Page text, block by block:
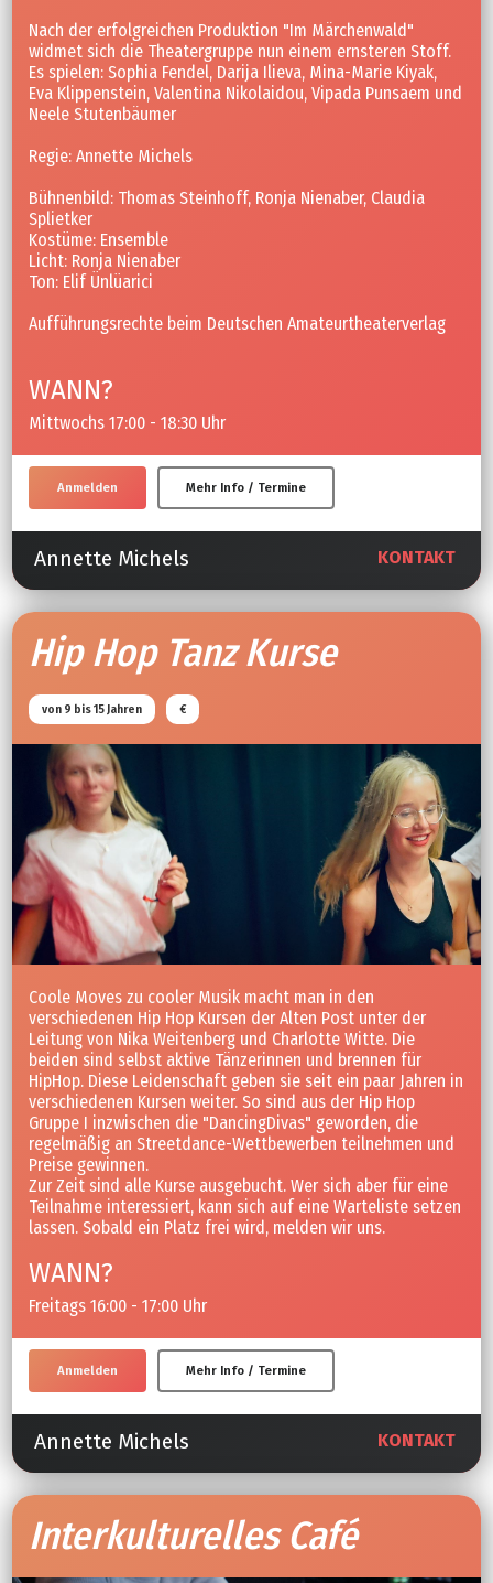
Nach der erfolgreichen Produktion "Im Märchenwald"
widmet sich die Theatergruppe nun einem ernsteren Stoff.
Es spielen: Sophia Fendel, Darija Ilieva, Mina-Marie Kiyak,
Eva Klippenstein, Valentina Nikolaidou, Vipada Punsaem und
Neele Stutenbäumer
Regie: Annette Michels
Bühnenbild: Thomas Steinhoff, Ronja Nienaber, Claudia
Splietker
Kostüme: Ensemble
Licht: Ronja Nienaber
Ton: Elif Ünlüarici
Aufführungsrechte beim Deutschen Amateurtheaterverlag
WANN?
Mittwochs 17:00 - 18:30 Uhr
Anmelden Mehr Info / Termine
Annette Michels KONTAKT
Hip Hop Tanz Kurse
von 9 bis 15 Jahren €
Coole Moves zu cooler Musik macht man in den
verschiedenen Hip Hop Kursen der Alten Post unter der
Leitung von Nika Weitenberg und Charlotte Witte. Die
beiden sind selbst aktive Tänzerinnen und brennen für
HipHop. Diese Leidenschaft geben sie seit ein paar Jahren in
verschiedenen Kursen weiter. So sind aus der Hip Hop
Gruppe I inzwischen die "DancingDivas" geworden, die
regelmäßig an Streetdance-Wettbewerben teilnehmen und
Preise gewinnen.
Zur Zeit sind alle Kurse ausgebucht. Wer sich aber für eine
Teilnahme interessiert, kann sich auf eine Warteliste setzen
lassen. Sobald ein Platz frei wird, melden wir uns.
WANN?
Freitags 16:00 - 17:00 Uhr
Anmelden Mehr Info / Termine
Annette Michels KONTAKT
Interkulturelles Café